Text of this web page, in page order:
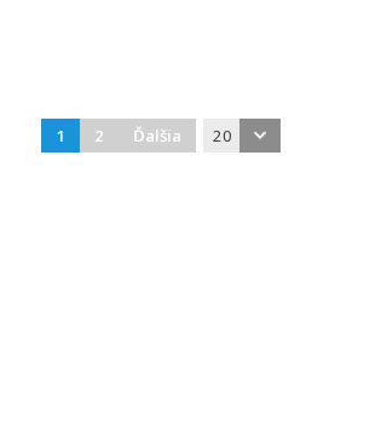
1 2 Ďalšia 20